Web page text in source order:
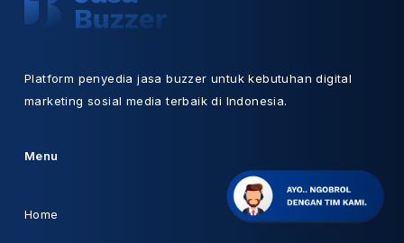
Platform penyedia jasa buzzer untuk kebutuhan digital
marketing sosial media terbaik di Indonesia.
Menu
Home